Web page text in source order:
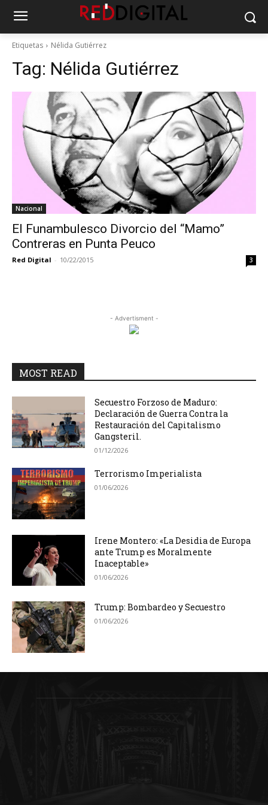
Etiquetas Nélida Gutiérrez
Tag: Nélida Gutiérrez
Nacional
El Funambulesco Divorcio del “Mamo”
Contreras en Punta Peuco
Red Digital - 10/22/2015 3
- Advertisment -
MOST READ
Secuestro Forzoso de Maduro:
Declaración de Guerra Contra la
Restauración del Capitalismo
Gangsteril.
01/12/2026
Terrorismo Imperialista
01/06/2026
Irene Montero: «La Desidia de Europa
ante Trump es Moralmente
Inaceptable»
01/06/2026
Trump: Bombardeo y Secuestro
01/06/2026